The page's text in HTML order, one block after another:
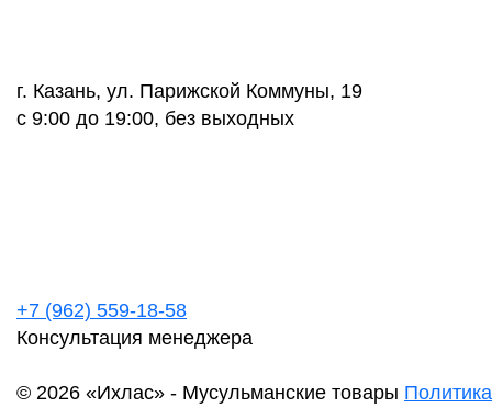
г. Казань, ул. Парижской Коммуны, 19
с 9:00 до 19:00, без выходных
+7 (962) 559-18-58
Консультация менеджера
© 2026 «Ихлас» - Мусульманские товары